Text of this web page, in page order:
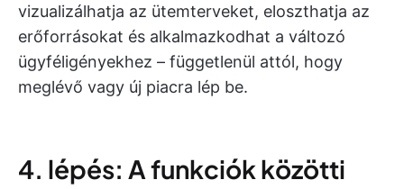
vizualizálhatja az ütemterveket, eloszthatja az
erőforrásokat és alkalmazkodhat a változó
ügyféligényekhez – függetlenül attól, hogy
meglévő vagy új piacra lép be.
4. lépés: A funkciók közötti